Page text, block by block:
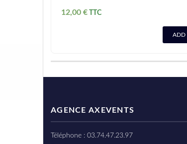
12,00 €
ADD
AGENCE AXEVENTS
Téléphone : 03.74.47.23.97